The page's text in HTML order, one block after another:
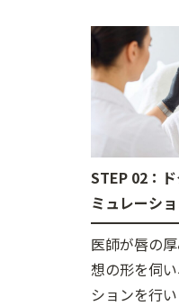
STEP 02：
ミュレーシ
医師が唇の
想の形を伺
ションを行